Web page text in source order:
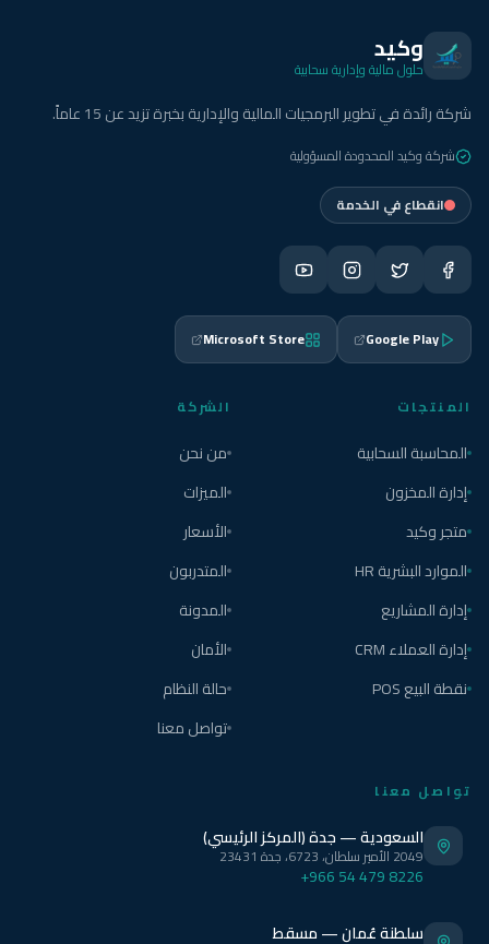
وكيد
حلول مالية وإدارية سحابية
شركة رائدة في تطوير البرمجيات المالية والإدارية بخبرة تزيد عن 15 عاماً.
شركة وكيد المحدودة المسؤولية
انقطاع في الخدمة
Google Play
Microsoft Store
المنتجات
المحاسبة السحابية
إدارة المخزون
متجر وكيد
الموارد البشرية HR
إدارة المشاريع
إدارة العملاء CRM
نقطة البيع POS
الشركة
من نحن
الميزات
الأسعار
المتدربون
المدونة
الأمان
حالة النظام
تواصل معنا
تواصل معنا
السعودية — جدة (المركز الرئيسي)
2049 الأمير سلطان، 6723، جدة 23431
+966 54 479 8226
سلطنة عُمان — مسقط